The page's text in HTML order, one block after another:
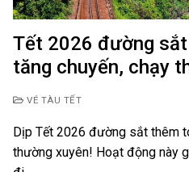
Tết 2026 đường
tăng chuyến, chạy
VÉ TÀU TẾT
Dịp Tết 2026 đường sắt thêm
thường xuyên! Hoạt động này